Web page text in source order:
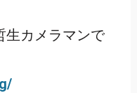
生カメラマンで